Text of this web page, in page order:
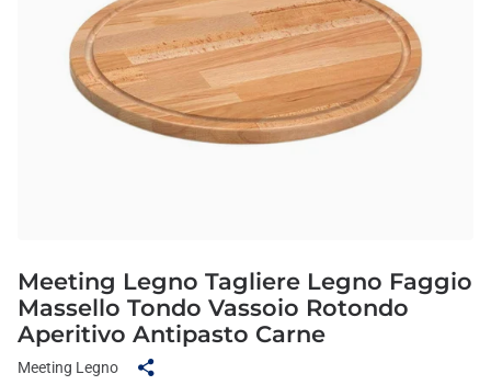
Meeting Legno Tagliere Legno Faggio
Massello Tondo Vassoio Rotondo
Aperitivo Antipasto Carne
Meeting Legno